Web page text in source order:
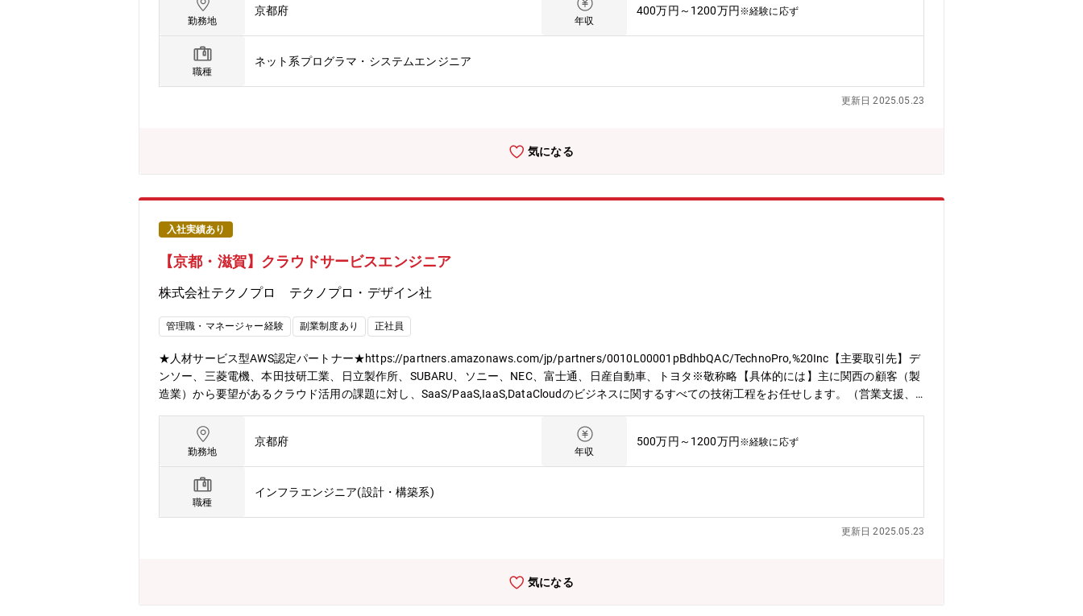
たプロジェクトもございます。経験・スキルにより、PL、PMとして活躍いただくことも想定しています。【業務内容事例】・産業用ロボット画像処
理システムの設計・開発・点群処理技術を用いたアプリケーション開発・AWSを活用したWebアプリケーション分析・BtoB向けパッケージソフトウ
ェアのUI/UX設計【PJによってはシステム構想から】クライアントが考える構想を元に課題感を抽出、整理し、解決するために、どのような方法で実
現するか方針を定め取り組んでいます。タスクの洗い出しや課題抽出・対応方針策定・要求事項整理・評価など、構想フェーズから関わることができ
ます。【開発の進め方】PJによりますが、ウォーターフォール、アジャイル、スクラム開発で進めます。【テクノプロ・デザイン社でのやりがい】
１．話題性の高いモノづくりに携わることができます。２．PJによっては、白紙の段階から構想をもとに要件設定ができます。３．様々な技術を試
す。例えば、技術コンサルティング業務のさらなる強化。これにより抜本的な収益構造改善による給与水準の向上や、エンジニアが安定的に強みを磨
制度】自社研修以外にもUdemyやAidemyなどの外部e-Learningのコンテンツも会社負担でご利用いただけます。技術研修数：1,092研修ヒューマン&
ており、いつでも学ぶことができます。さらに、技術研修事業を手がけるグループ会社が運営する、全国60校以上の外部スクールも活用OK！多様な
の会話が好きな方＜フィットする人物像＞・スケールの大きい仕事に携わりたい方・新しいことにチャレンジしたい方・今後も需要が高い分野に携わ
りたい方
勤務地
京都府
年収
400万円～1200万円 ※経験に応ず
職種
ネット系プログラマ・システムエンジニア
更新日 2025.05.23
気になる
入社実績あり
【京都・滋賀】クラウドサービスエンジニア
株式会社テクノプロ テクノプロ・デザイン社
管理職・マネージャー経験 副業制度あり 正社員
★人材サービス型AWS認定パートナー★https://partners.amazonaws.com/jp/partners/0010L00001pBdhbQAC/TechnoPro,%20Inc【主要取引先】デ
ンソー、三菱電機、本田技研工業、日立製作所、SUBARU、ソニー、NEC、富士通、日産自動車、トヨタ※敬称略【具体的には】主に関西の顧客（製
造業）から要望があるクラウド活用の課題に対し、SaaS/PaaS,IaaS,DataCloudのビジネスに関するすべての技術工程をお任せします。（営業支援、
いきます。テクノプロデザインのエンジニアで最大20数名規模で構成されたプロジェクトもございます。経験・スキルにより、PL、PMとして活躍い
ただくことも想定しています。【業務内容事例】・AWSを利用した新規Webアプリ開発・コネクティッドカー向けクラウド開発～保守運用業務・Win
dows AD⇒Azure ADへの移行業務【PJによってはシステム構想から】クライアントが考える構想を元に課題感を抽出、整理し、解決するために、ど
のような方法で実現するか方針を定め取り組んでいます。タスクの洗い出しや課題抽出・対応方針策定・要求事項整理・評価など、構想フェーズから
関わることができます。【開発の進め方】PJによりますが、ウォーターフォール、アジャイル、スクラム開発で進めます。【テクノプロ・デザイン
社でのやりがい】１．話題性の高いモノづくりに携わることができます。２．PJによっては、白紙の段階から構想をもとに要件設定ができます。
３．様々な技術を試せる環境で働くことができます。４．各々の技術力の成長ができる環境です。５．ライフワークバランスが取りやすいです。【働
が安定的に強みを磨き続ける環境づくりができるのです。現在53歳の現役エンジニアとしてプロジェクトを統括する社員などからも「人生を通して
勤務地
京都府
年収
500万円～1200万円 ※経験に応ず
職種
インフラエンジニア(設計・構築系)
更新日 2025.05.23
気になる